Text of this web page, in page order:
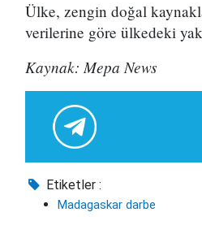
Ülke, zengin doğal
verilerine göre ülkedeki
Kaynak: Mepa News
Etiketler :
Madagaskar darbe